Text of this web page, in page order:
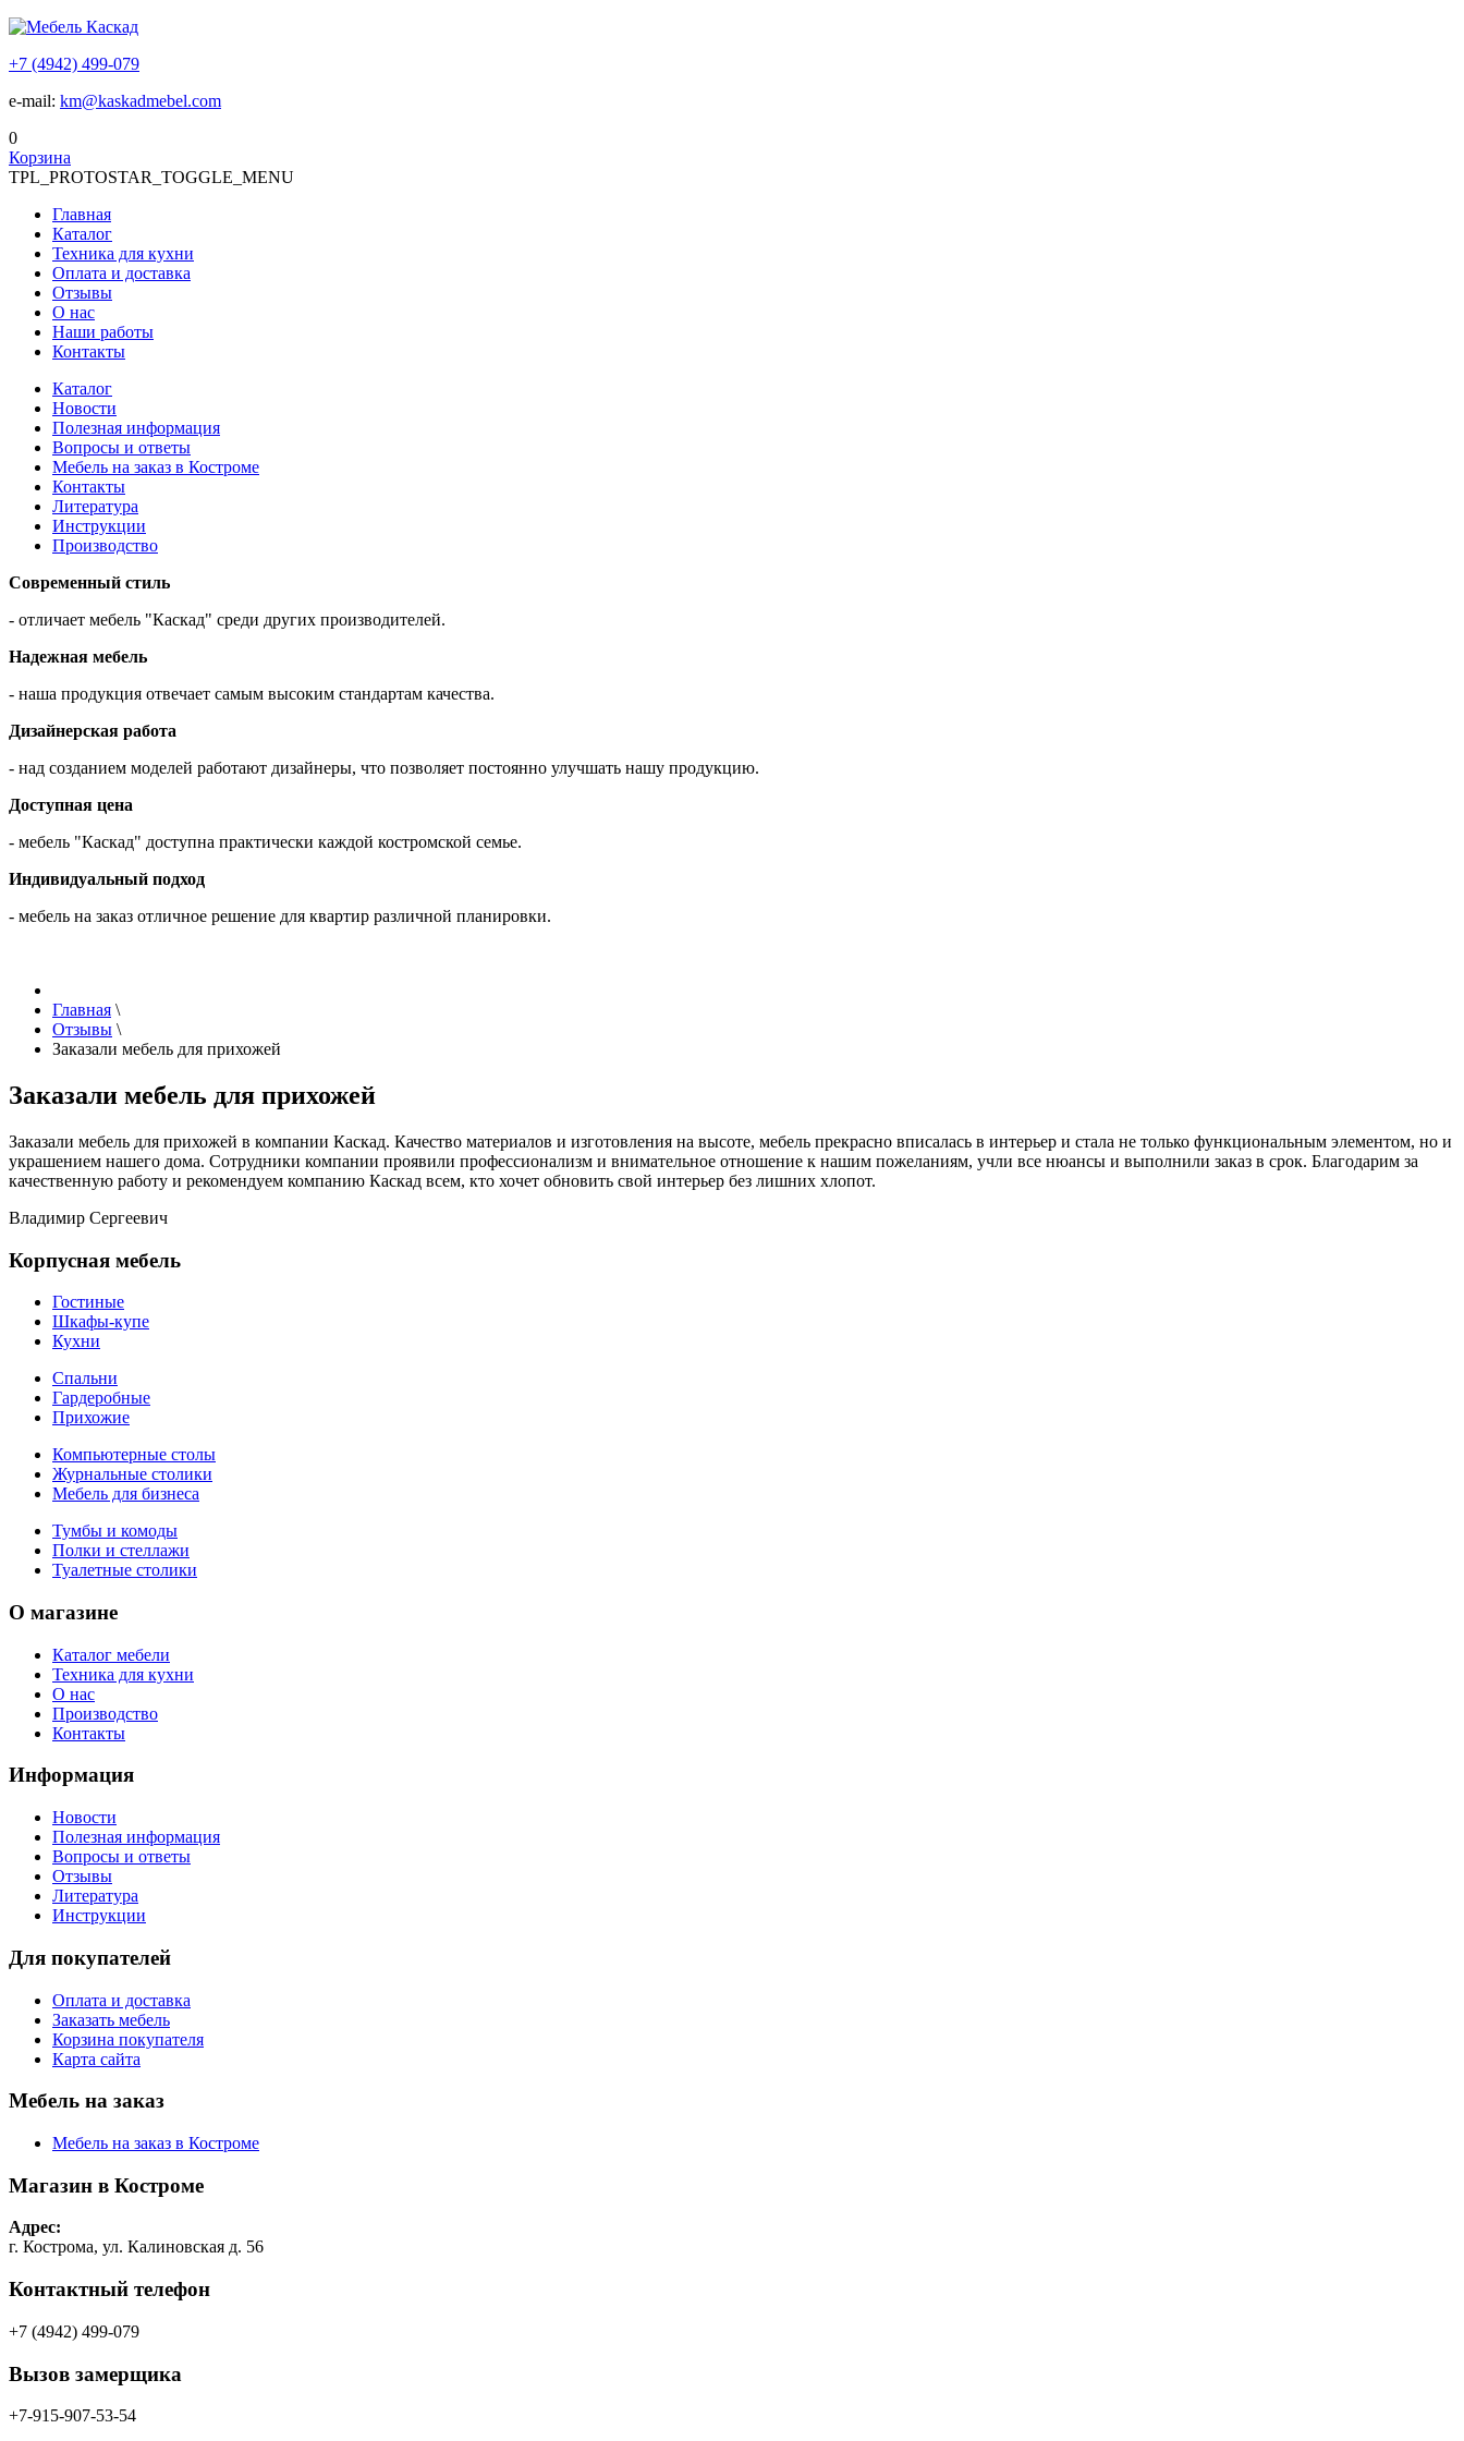
+7 (4942) 499-079
e-mail: km@kaskadmebel.com
0
Корзина
TPL_PROTOSTAR_TOGGLE_MENU
Главная
Каталог
Техника для кухни
Оплата и доставка
Отзывы
О нас
Наши работы
Контакты
Каталог
Новости
Полезная информация
Вопросы и ответы
Мебель на заказ в Костроме
Контакты
Литература
Инструкции
Производство
Современный стиль
- отличает мебель "Каскад" среди других производителей.
Надежная мебель
- наша продукция отвечает самым высоким стандартам качества.
Дизайнерская работа
- над созданием моделей работают дизайнеры, что позволяет постоянно улучшать нашу продукцию.
Доступная цена
- мебель "Каскад" доступна практически каждой костромской семье.
Индивидуальный подход
- мебель на заказ отличное решение для квартир различной планировки.
Главная \
Отзывы \
Заказали мебель для прихожей
Заказали мебель для прихожей
Заказали мебель для прихожей в компании Каскад. Качество материалов и изготовления на высоте, мебель прекрасно вписалась в интерьер и стала не только функциональным элементом, но и
украшением нашего дома. Сотрудники компании проявили профессионализм и внимательное отношение к нашим пожеланиям, учли все нюансы и выполнили заказ в срок. Благодарим за
качественную работу и рекомендуем компанию Каскад всем, кто хочет обновить свой интерьер без лишних хлопот.
Владимир Сергеевич
Корпусная мебель
Гостиные
Шкафы-купе
Кухни
Спальни
Гардеробные
Прихожие
Компьютерные столы
Журнальные столики
Мебель для бизнеса
Тумбы и комоды
Полки и стеллажи
Туалетные столики
О магазине
Каталог мебели
Техника для кухни
О нас
Производство
Контакты
Информация
Новости
Полезная информация
Вопросы и ответы
Отзывы
Литература
Инструкции
Для покупателей
Оплата и доставка
Заказать мебель
Корзина покупателя
Карта сайта
Мебель на заказ
Мебель на заказ в Костроме
Магазин в Костроме
Адрес:
г. Кострома, ул. Калиновская д. 56
Контактный телефон
+7 (4942) 499-079
Вызов замерщика
+7-915-907-53-54